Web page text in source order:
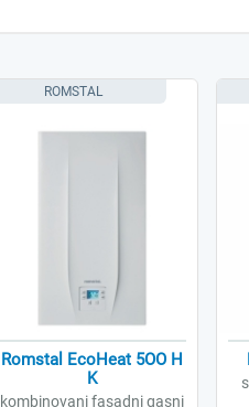
Romstal EcoHeat 5OO H
K
kombinovani fasadni gasni
ROMSTAL